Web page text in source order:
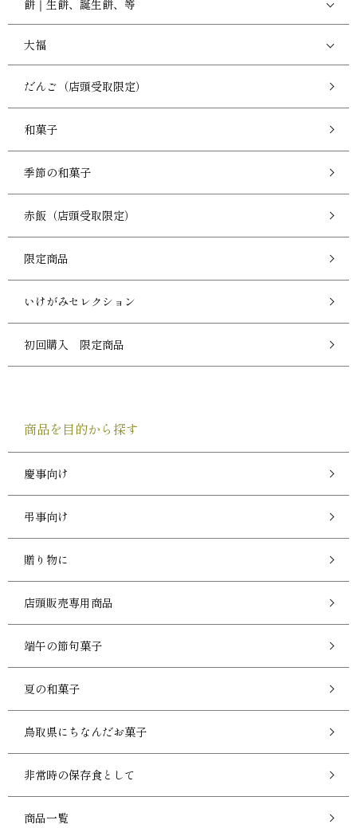
餅｜生餅、誕生餅、等
大福
だんご（店頭受取限定）
和菓子
季節の和菓子
赤飯（店頭受取限定）
限定商品
いけがみセレクション
初回購入 限定商品
商品を目的から探す
慶事向け
弔事向け
贈り物に
店頭販売専用商品
端午の節句菓子
夏の和菓子
鳥取県にちなんだお菓子
非常時の保存食として
商品一覧